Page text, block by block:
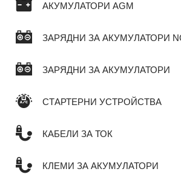
АКУМУЛАТОРИ AGM
ЗАРЯДНИ ЗА АКУМУЛАТОРИ
ЗАРЯДНИ ЗА АКУМУЛАТОРИ
СТАРТЕРНИ УСТРОЙСТВА
КАБЕЛИ ЗА ТОК
КЛЕМИ ЗА АКУМУЛАТОРИ